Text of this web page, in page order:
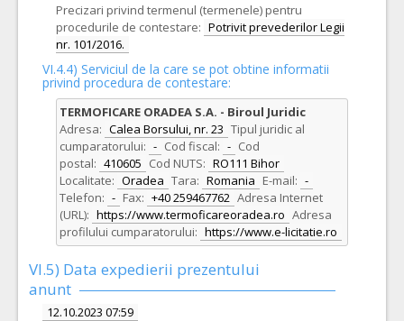
Precizari privind termenul (termenele) pentru
procedurile de contestare: Potrivit prevederilor Legii
nr. 101/2016.
VI.4.4) Serviciul de la care se pot obtine informatii
privind procedura de contestare:
TERMOFICARE ORADEA S.A. - Biroul Juridic
Adresa: Calea Borsului, nr. 23 Tipul juridic al
cumparatorului: - Cod fiscal: - Cod
postal: 410605 Cod NUTS: RO111 Bihor
Localitate: Oradea Tara: Romania E-mail: -
Telefon: - Fax: +40 259467762 Adresa Internet
(URL): https://www.termoficareoradea.ro Adresa
profilului cumparatorului: https://www.e-licitatie.ro
VI.5) Data expedierii prezentului
anunt
12.10.2023 07:59